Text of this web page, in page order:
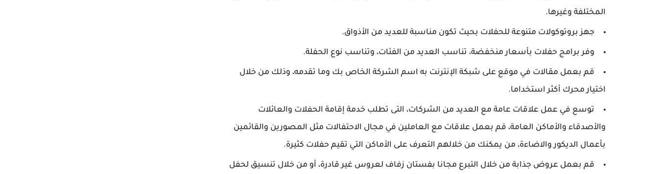
المختلفة وغيرها.
جهز بروتوكولات متنوعة للحفلات بحيث تكون مناسبة للعديد من الأذواق.
وفر برامج حفلات بأسعار منخفضة، تناسب العديد من الفئات، وتناسب نوع الحفلة.
قم بعمل مقالات في موقع على شبكة الإنترنت به اسم الشركة الخاص بك وما تقدمه، وذلك من خلال
اختيار محرك أكثر استخداما.
توسع في عمل علاقات عامة مع العديد من الشركات، التى تطلب خدمة إقامة الحفلات والعائلات
والأصدقاء والأماكن العامة، قم بعمل علاقات مع العاملين في مجال الاحتفالات مثل المصورين والقائمين
بأعمال الديكور والاضاءة، من يمكنك من خلالهم التعرف على الأماكن التي تقيم حفلات كثيرة.
قم بعمل عروض جذابة من خلال التبرع مجانا بفستان زفاف لعروس غير قادرة، أو من خلال تنسيق لحفل